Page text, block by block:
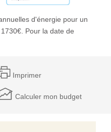
d'énergie pour un
Pour la date de
Imprimer
Calculer mon budget